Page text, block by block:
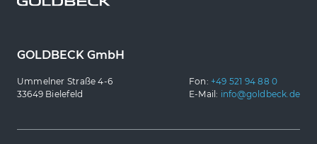
GOLDBECK GmbH
Ummelner Straße 4-6
33649 Bielefeld
Fon: +49 521 94 88 0
E-Mail: info@goldbeck.de